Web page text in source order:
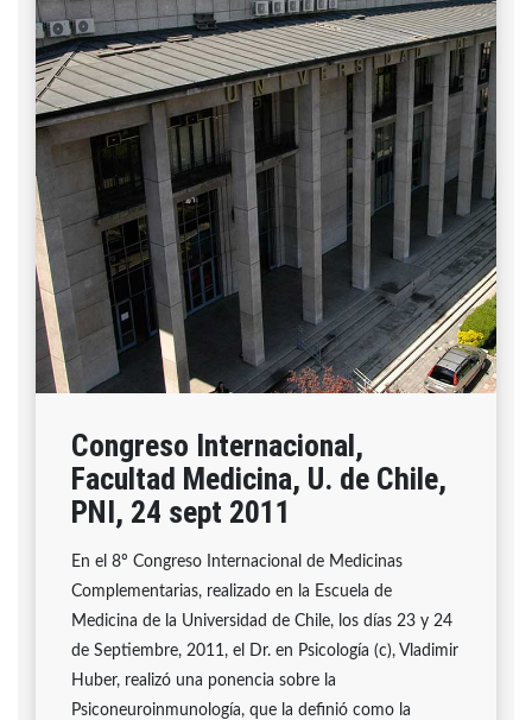
Congreso Internacional,
Facultad Medicina, U. de Chile,
PNI, 24 sept 2011
En el 8º Congreso Internacional de Medicinas
Complementarias, realizado en la Escuela de
Medicina de la Universidad de Chile, los días 23 y 24
de Septiembre, 2011, el Dr. en Psicología (c), Vladimir
Huber, realizó una ponencia sobre la
Psiconeuroinmunología, que la definió como la